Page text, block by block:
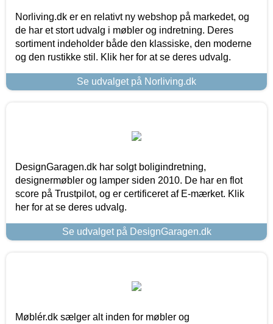
Norliving.dk er en relativt ny webshop på markedet, og
de har et stort udvalg i møbler og indretning. Deres
sortiment indeholder både den klassiske, den moderne
og den rustikke stil. Klik her for at se deres udvalg.
Se udvalget på Norliving.dk
DesignGaragen.dk har solgt boligindretning,
designermøbler og lamper siden 2010. De har en flot
score på Trustpilot, og er certificeret af E-mærket. Klik
her for at se deres udvalg.
Se udvalget på DesignGaragen.dk
Møblér.dk sælger alt inden for møbler og